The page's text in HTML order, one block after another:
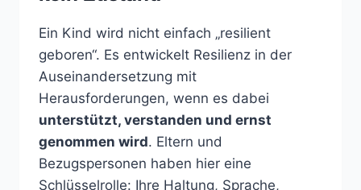
Ein Kind wird nicht einfach „resilient
geboren“. Es entwickelt Resilienz in der
Auseinandersetzung mit
Herausforderungen, wenn es dabei
unterstützt, verstanden und ernst
genommen wird. Eltern und
Bezugspersonen haben hier eine
Schlüsselrolle: Ihre Haltung, Sprache,